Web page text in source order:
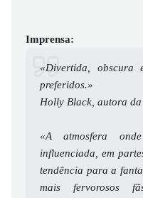
Imprensa:
«Divertida, obscura
preferidos.»
Holly Black, autora
«A atmosfera
influenciada, em
tendência para a
mais fervorosos